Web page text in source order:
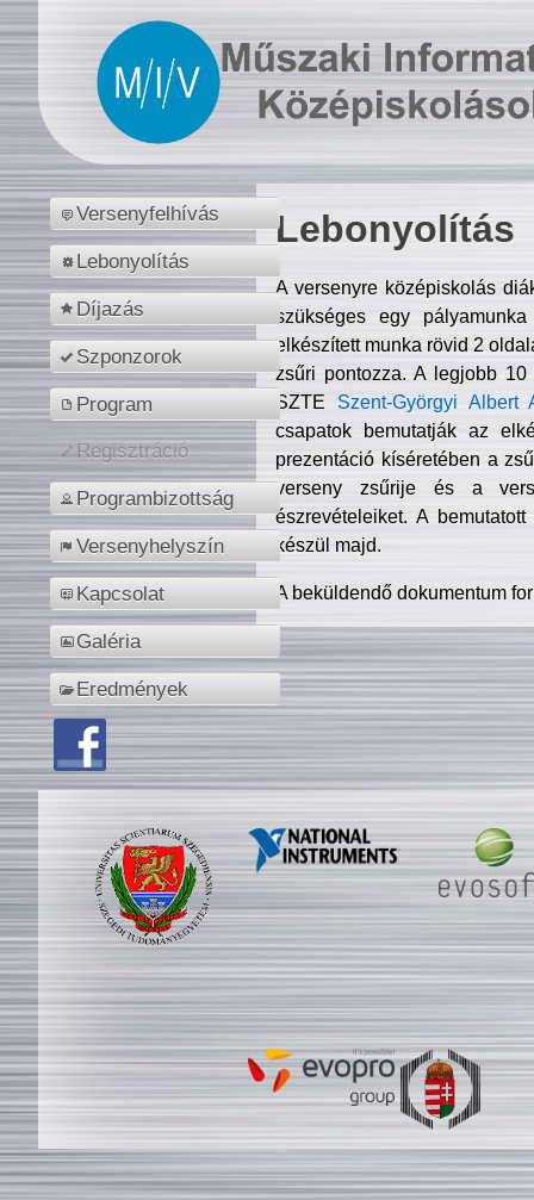
Versenyfelhívás
Lebonyolítás
Díjazás
Szponzorok
Program
Regisztráció
Programbizottság
Versenyhelyszín
Kapcsolat
Galéria
Eredmények
Lebonyolítás
A versenyre középiskolás
szükséges egy
elkészített munka rövid 2
zsűri pontozza. A legjobb
SZTE Szent-Györgyi Albert
csapatok bemutatják az
prezentáció kíséretében a
verseny zsűrije és a
észrevételeiket. A
készül majd.
A beküldendő dokumentum